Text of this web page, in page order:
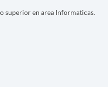
superior en area Informaticas.